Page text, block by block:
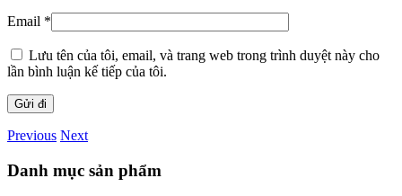
Email *
Lưu tên của tôi, email, và trang web trong trình duyệt này cho
lần bình luận kế tiếp của tôi.
Previous Next
Danh mục sản phẩm